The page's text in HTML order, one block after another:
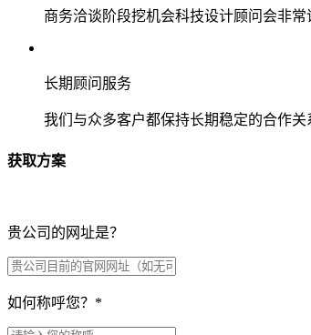
商务洽谈阶段挖机会科技设计顾问会非
长期顾问服务
我们与众多客户都保持长期稳定的合作
获取方案
贵公司的网址是？
如何称呼您？ *